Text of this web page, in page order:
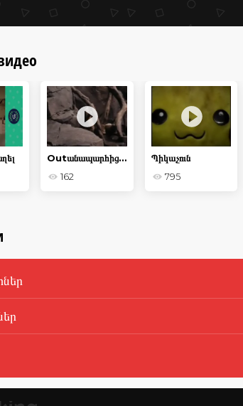
Outանապարհից դուրս
162
Պիկաչուն
795